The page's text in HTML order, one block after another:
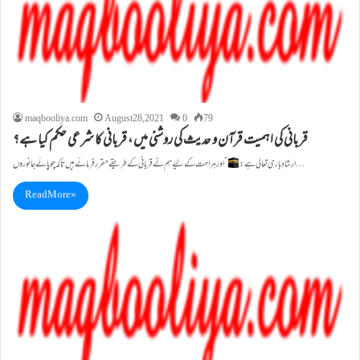
maqbooliya.com August 28, 2021 0 79
قربانی کی اہمیت قرآن و حدیث کی روشنی میں ، قربانی کا شرعی حکم کیا ہے؟
ارشاد باری تعالی ہے:“اور ہر امت کے لیے ہم نے قربانی کے طریقے مقرر فرمائے ہیں تاکہ چوپائے جانوروں…
Read More »